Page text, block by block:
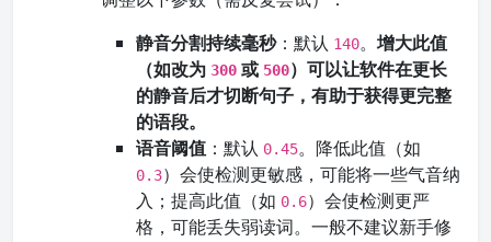
静音分割持续毫秒：默认 140。 增大此值
（如改为 300 或 500）可以让软件在更长
的静音后才切断句子，有助于获得更完整
的语段。
语音阈值 ：默认 0.45。降低此值（如
0.3）会使检测更敏感，可能将一些气音纳
入；提高此值（如 0.6）会使检测更严
格，可能丢失弱读词。一般不建议新手修